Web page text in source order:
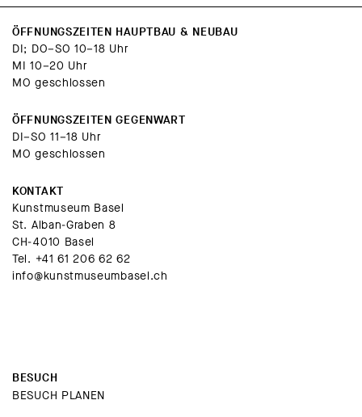
Figuration entstehen, stellt sie stets auch die
Frage nach der eigenen Identität.
ÖFFNUNGSZEITEN HAUPTBAU & NEUBAU
DI; DO–SO 10–18 Uhr
MI 10–20 Uhr
MO geschlossen
ÖFFNUNGSZEITEN GEGENWART
DI–SO 11–18 Uhr
MO geschlossen
KONTAKT
Kunstmuseum Basel
St. Alban-Graben 8
CH-4010 Basel
Tel. +41 61 206 62 62
info@kunstmuseumbasel.ch
BESUCH
BESUCH PLANEN